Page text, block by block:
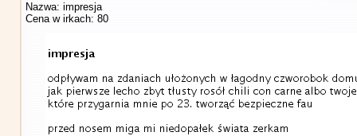
Nazwa: impresja
Cena w irkach: 80